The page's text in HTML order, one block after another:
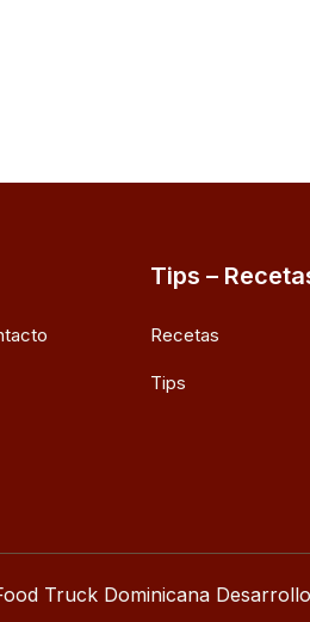
Tips –
Recetas
Tips
Truck Dominicana